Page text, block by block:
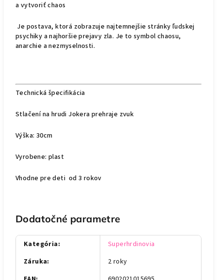
a vytvoriť chaos
Je postava, ktorá zobrazuje najtemnejšie stránky ľudskej
psychiky a najhoršie prejavy zla. Je to symbol chaosu,
anarchie a nezmyselnosti.
Technická špecifikácia
Stlačení na hrudi Jokera prehraje zvuk
Výška: 30cm
Vyrobene: plast
Vhodne pre deti od 3 rokov
Dodatočné parametre
Kategória:
Superhrdinovia
Záruka:
2 roky